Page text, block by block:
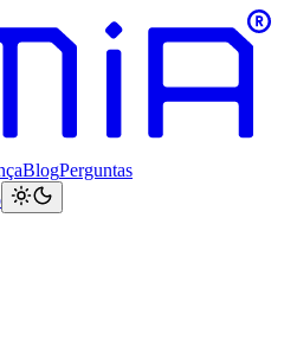
BlogPerguntas